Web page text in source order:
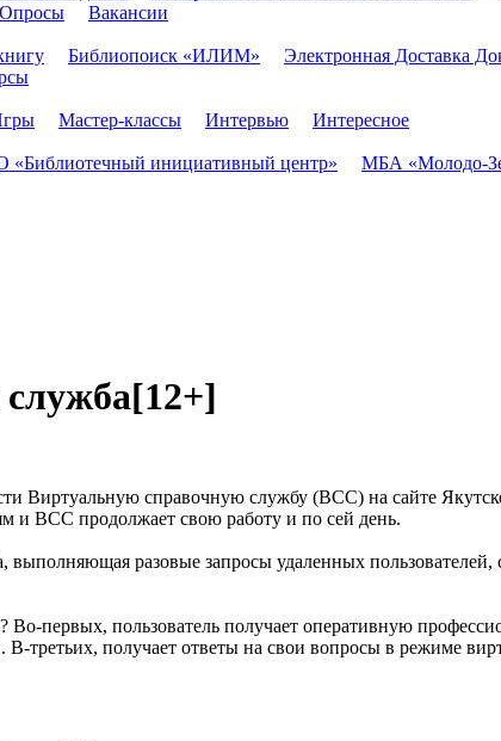
Опросы
Вакансии
Библиопоиск «ИЛИМ» Электронная Доставка
Мастер-классы Интервью
Интересное
инициативный центр» МБА «Молодо-
[12+]
Виртуальную справочную службу (ВСС) на сайте
и ВСС продолжает свою работу и по сей день.
разовые запросы удаленных
первых, пользователь получает оперативную
третьих, получает ответы на свои вопросы в режиме